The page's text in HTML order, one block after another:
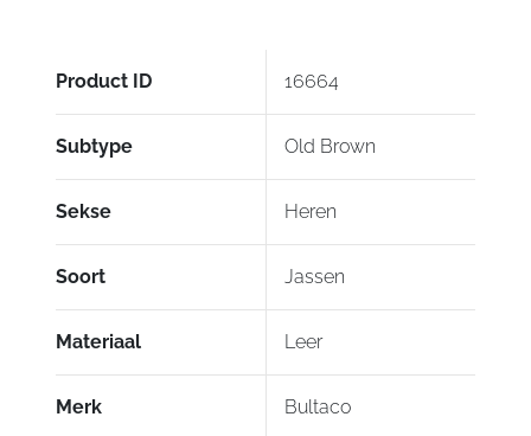
Product ID 16664
Subtype Old Brown
Sekse Heren
Soort Jassen
Materiaal Leer
Merk Bultaco